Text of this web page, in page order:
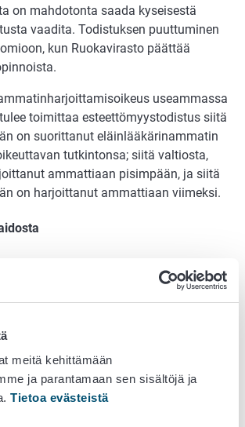
meitä kehittämään
ja parantamaan sen sisältöjä ja
Tietoa evästeistä
on mahdotonta saada kyseisestä
vaadita. Todistuksen puuttuminen
kun Ruokavirasto päättää
useammassa
toimittaa esteettömyystodistus siitä
on suorittanut eläinlääkärinammatin
tutkintonsa; siitä valtiosta,
ammattiaan pisimpään, ja siitä
on harjoittanut ammattiaan viimeksi.
yleisten kielitutkintojen
kielen kolmessa osakokeessa
suorittamalla tutkinnon suomen- tai
Tällaisia tutkintoja ovat
ammatillinen perustutkinto,
tai